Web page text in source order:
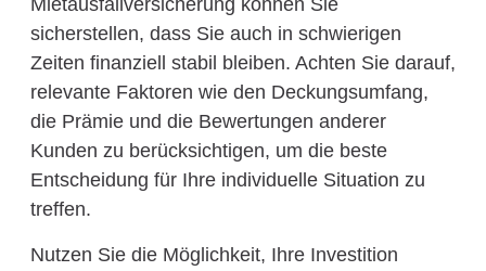
Mietausfallversicherung können Sie
sicherstellen, dass Sie auch in schwierigen
Zeiten finanziell stabil bleiben. Achten Sie darauf,
relevante Faktoren wie den Deckungsumfang,
die Prämie und die Bewertungen anderer
Kunden zu berücksichtigen, um die beste
Entscheidung für Ihre individuelle Situation zu
treffen.
Nutzen Sie die Möglichkeit, Ihre Investition